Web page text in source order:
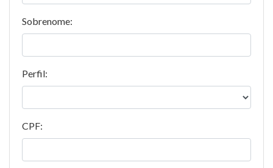
Sobrenome:
Perfil:
CPF: